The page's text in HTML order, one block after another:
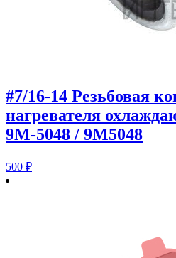
#7/16-14 Резьбовая
нагревателя
9M-5048 / 9M5048
500 ₽